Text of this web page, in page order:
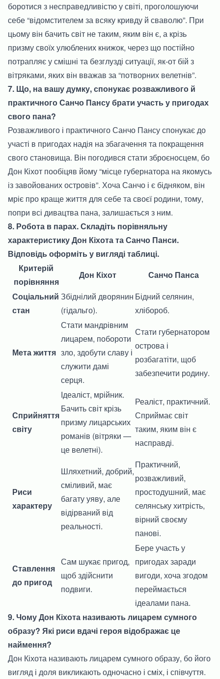
боротися з несправедливістю у світі, проголошуючи
себе “відомстителем за всяку кривду й сваволю”. При
цьому він бачить світ не таким, яким він є, а крізь
призму своїх улюблених книжок, через що постійно
потрапляє у смішні та безглузді ситуації, як-от бій з
вітряками, яких він вважав за “потворних велетнів”.
7. Що, на вашу думку, спонукає розважливого й
практичного Санчо Пансу брати участь у пригодах
свого пана?
Розважливого і практичного Санчо Пансу спонукає до
участі в пригодах надія на збагачення та покращення
свого становища. Він погодився стати зброєносцем, бо
Дон Кіхот пообіцяв йому “місце губернатора на якомусь
із завойованих островів”. Хоча Санчо і є бідняком, він
мріє про краще життя для себе та своєї родини, тому,
попри всі дивацтва пана, залишається з ним.
8. Робота в парах. Складіть порівняльну
характеристику Дон Кіхота та Санчо Панси.
Відповідь оформіть у вигляді таблиці.
Критерій
порівняння
Дон Кіхот
Санчо Панса
Соціальний
стан
Збіднілий дворянин
(гідальго).
Бідний селянин,
хлібороб.
Мета життя
Стати мандрівним
лицарем, побороти
зло, здобути славу і
служити дамі
серця.
Стати губернатором
острова і
розбагатіти, щоб
забезпечити родину.
Сприйняття
світу
Ідеаліст, мрійник.
Бачить світ крізь
призму лицарських
романів (вітряки —
це велетні).
Реаліст, практичний.
Сприймає світ
таким, яким він є
насправді.
Риси
характеру
Шляхетний, добрий,
сміливий, має
багату уяву, але
відірваний від
реальності.
Практичний,
розважливий,
простодушний, має
селянську хитрість,
вірний своєму
панові.
Ставлення
до пригод
Сам шукає пригод,
щоб здійснити
подвиги.
Бере участь у
пригодах заради
вигоди, хоча згодом
переймається
ідеалами пана.
9. Чому Дон Кіхота називають лицарем сумного
образу? Які риси вдачі героя відображає це
наймення?
Дон Кіхота називають лицарем сумного образу, бо його
вигляд і доля викликають одночасно і сміх, і співчуття.